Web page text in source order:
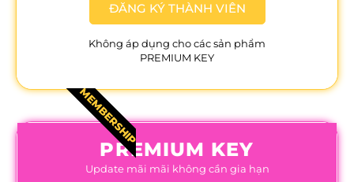
ĐĂNG KÝ THÀNH VIÊN
Không áp dụng cho các sản phẩm
PREMIUM KEY
MEMBERSHIP
PREMIUM KEY
Update mãi mãi không cần gia hạn